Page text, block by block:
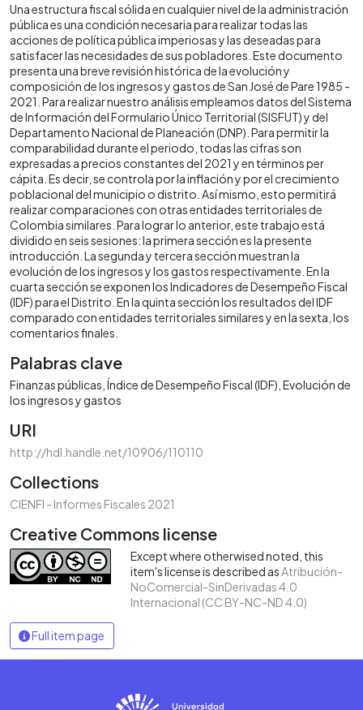
Una estructura fiscal sólida en cualquier nivel de la administración
pública es una condición necesaria para realizar todas las
acciones de política pública imperiosas y las deseadas para
satisfacer las necesidades de sus pobladores. Este documento
presenta una breve revisión histórica de la evolución y
composición de los ingresos y gastos de San José de Pare 1985 -
2021. Para realizar nuestro análisis empleamos datos del Sistema
de Información del Formulario Único Territorial (SISFUT) y del
Departamento Nacional de Planeación (DNP). Para permitir la
comparabilidad durante el periodo, todas las cifras son
expresadas a precios constantes del 2021 y en términos per
cápita. Es decir, se controla por la inflación y por el crecimiento
poblacional del municipio o distrito. Así mismo, esto permitirá
realizar comparaciones con otras entidades territoriales de
Colombia similares. Para lograr lo anterior, este trabajo está
dividido en seis sesiones: la primera sección es la presente
introducción. La segunda y tercera sección muestran la
evolución de los ingresos y los gastos respectivamente. En la
cuarta sección se exponen los Indicadores de Desempeño Fiscal
(IDF) para el Distrito. En la quinta sección los resultados del IDF
comparado con entidades territoriales similares y en la sexta, los
comentarios finales.
Palabras clave
Finanzas públicas Índice de Desempeño Fiscal (IDF) Evolución de
los ingresos y gastos
URI
http://hdl.handle.net/10906/110110
Collections
CIENFI - Informes Fiscales 2021
Creative Commons license
Except where otherwised noted, this
item's license is described asAtribución-
NoComercial-SinDerivadas 4.0
Internacional (CC BY-NC-ND 4.0)
Full item page